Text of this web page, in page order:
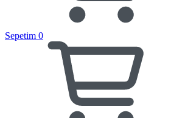
Sepetim 0